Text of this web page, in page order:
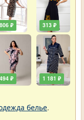
806 ₽
494 ₽
313 ₽
1 181 ₽
белье.